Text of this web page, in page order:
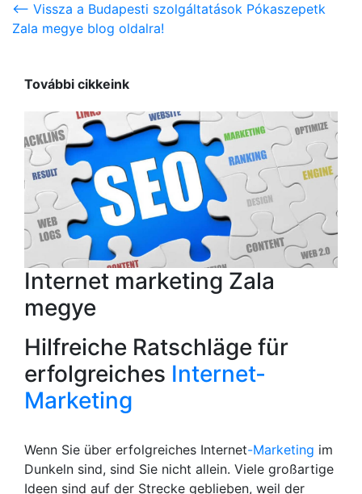
<-- Vissza a Budapesti szolgáltatások Pókaszepetk
Zala megye blog oldalra!
További cikkeink
Internet marketing Zala
megye
Hilfreiche Ratschläge für
erfolgreiches Internet-
Marketing
Wenn Sie über erfolgreiches Internet-Marketing im
Dunkeln sind, sind Sie nicht allein. Viele großartige
Ideen sind auf der Strecke geblieben, weil der